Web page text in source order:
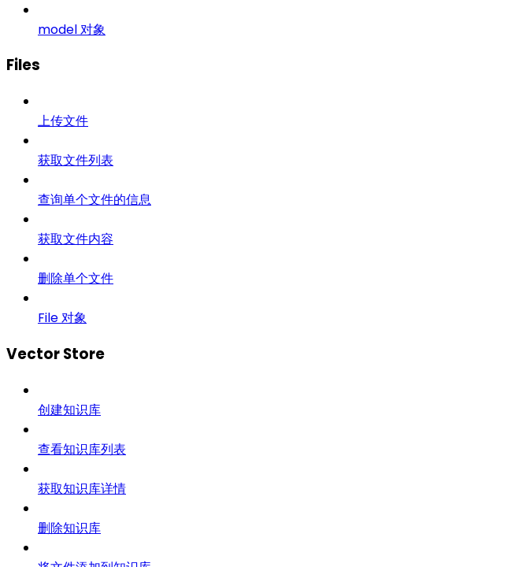
model 对象
Files
上传文件
获取文件列表
查询单个文件的信息
获取文件内容
删除单个文件
File 对象
Vector Store
创建知识库
查看知识库列表
获取知识库详情
删除知识库